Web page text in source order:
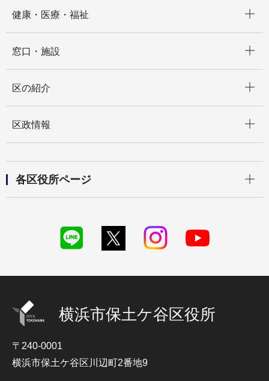
健康・医療・福祉
窓口・施設
区の紹介
区政情報
各区役所ページ
横浜市保土ケ谷区役所
〒240-0001
横浜市保土ケ谷区川辺町2番地9